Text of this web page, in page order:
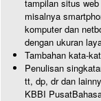
tampilan situs web
misalnya
komputer dan
dengan ukuran
Tambahan kata-
Penulisan
tt, dp, dr dan
KBBI